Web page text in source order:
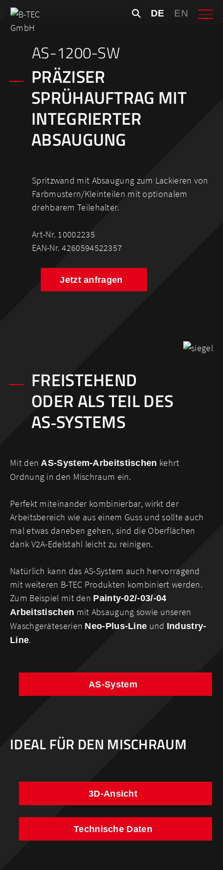
Suchen
DE EN
Skip
content
AS-1200-SW
PRÄZISER
SPRÜHAUFTRAG MIT
INTEGRIERTER
ABSAUGUNG
Spritzwand mit Absaugung zum Lackieren von
Farbmustern/Kleinteilen mit optionalem
drehbarem Teilehalter.
Art-Nr. 10002235
EAN-Nr. 4260594522357
Jetzt anfragen
FREISTEHEND
ODER ALS TEIL DES
AS‑SYSTEMS
Mit denAS-System-Arbeitstischen kehrt
Ordnung in den Mischraum ein.
Perfekt miteinander kombinierbar, wirkt der
Arbeitsbereich wie aus einem Guss und sollte auch
mal etwas daneben gehen, sind die Oberflächen
dank V2A-Edelstahl leicht zu reinigen.
Natürlich kann das AS-System auch hervorragend
mit weiteren B-TEC Produkten kombiniert werden.
Zum Beispiel mit den Painty-02/-03/-04
Arbeitstischen mit Absaugung sowie unseren
Waschgeräteserien Neo-Plus-Line und Industry-
Line.
AS-System
IDEAL FÜR DEN MISCHRAUM
3D-Ansicht
Technische Daten